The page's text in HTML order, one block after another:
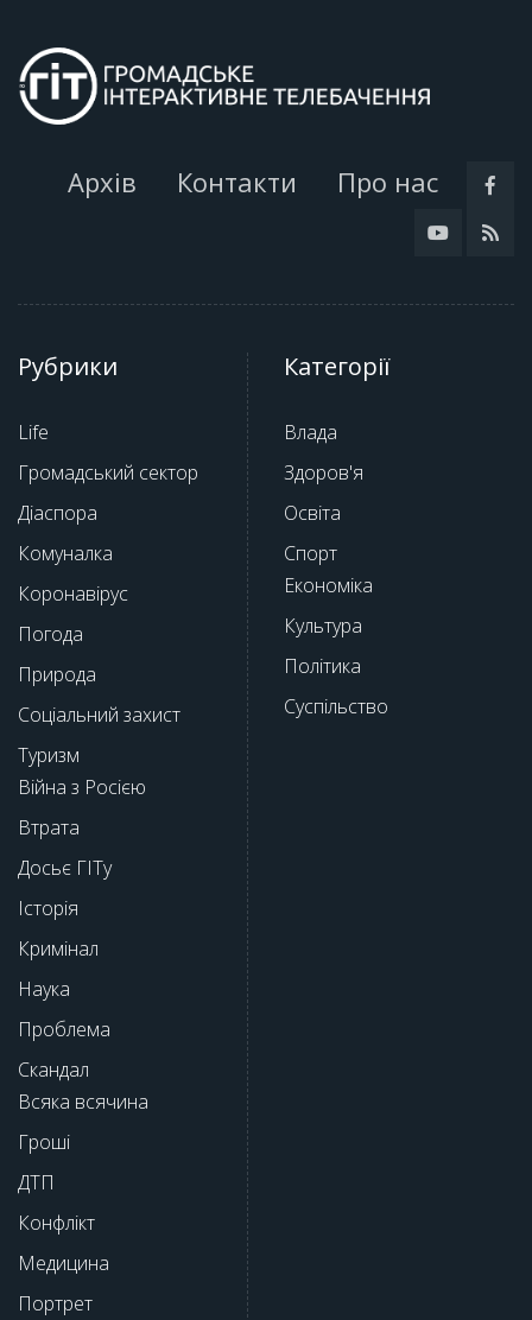
Архів Контакти Про нас
Рубрики
Life
Громадський сектор
Діаспора
Комуналка
Коронавірус
Погода
Природа
Соціальний захист
Туризм
Війна з Росією
Втрата
Досьє ГІТу
Історія
Кримінал
Наука
Проблема
Скандал
Всяка всячина
Гроші
ДТП
Конфлікт
Медицина
Портрет
Категорії
Влада
Здоров'я
Освіта
Спорт
Економіка
Культура
Політика
Суспільство